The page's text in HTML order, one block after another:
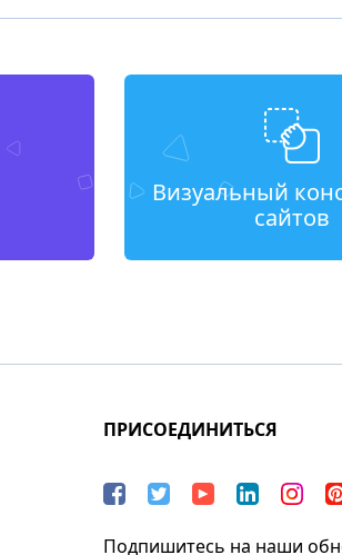
Визуальный
сайтов
ПРИСОЕДИНИТЬСЯ
Подпишитесь на наши